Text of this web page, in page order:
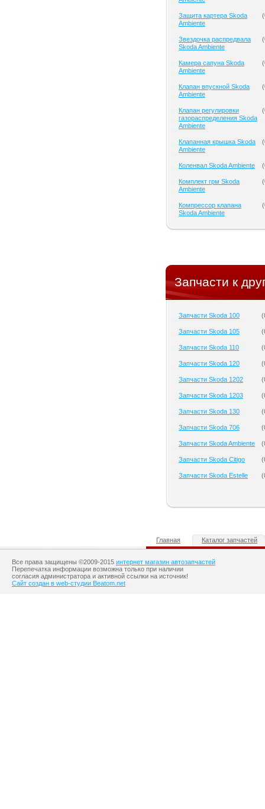
Защита картера Skoda
Ambiente
(
Звездочка распредвала
Skoda Ambiente
(
Камера сапуна Skoda
Ambiente
(
Клапан впускной Skoda
Ambiente
(
Клапан регулировки
газораспределения Skoda
Ambiente
(
Клапанная крышка Skoda
Ambiente
(
Коленвал Skoda Ambiente (
Комплект грм Skoda
Ambiente
(
Компрессор клапана
Skoda Ambiente
(
Запчасти к
Запчасти Skoda 100 (
Запчасти Skoda 105 (
Запчасти Skoda 110 (
Запчасти Skoda 120 (
Запчасти Skoda 1202 (
Запчасти Skoda 1203 (
Запчасти Skoda 130 (
Запчасти Skoda 706 (
Запчасти Skoda Ambiente (
Запчасти Skoda Citigo (
Запчасти Skoda Estelle (
Главная Каталог запчастей
Все права защищены ©2009-2015 интернет магазин автозапчастей
Перепечатка информации возможна только при наличии
согласия администратора и активной ссылки на источник!
Сайт создан в web-студии Beatom.net